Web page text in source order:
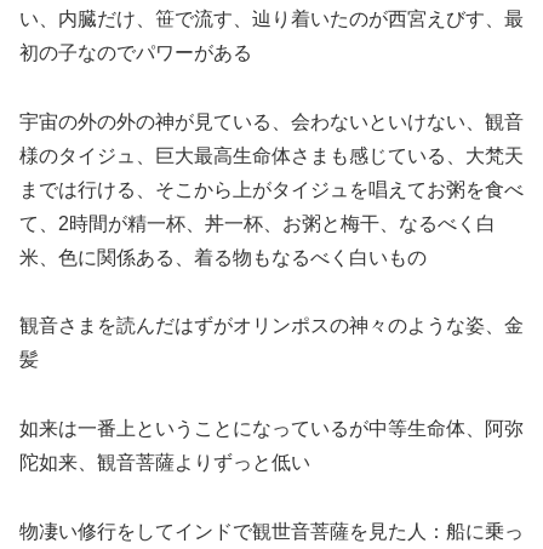
い、内臓だけ、笹で流す、辿り着いたのが西宮えびす、最
初の子なのでパワーがある
宇宙の外の外の神が見ている、会わないといけない、観音
様のタイジュ、巨大最高生命体さまも感じている、大梵天
までは行ける、そこから上がタイジュを唱えてお粥を食べ
て、2時間が精一杯、丼一杯、お粥と梅干、なるべく白
米、色に関係ある、着る物もなるべく白いもの
観音さまを読んだはずがオリンポスの神々のような姿、金
髪
如来は一番上ということになっているが中等生命体、阿弥
陀如来、観音菩薩よりずっと低い
物凄い修行をしてインドで観世音菩薩を見た人：船に乗っ